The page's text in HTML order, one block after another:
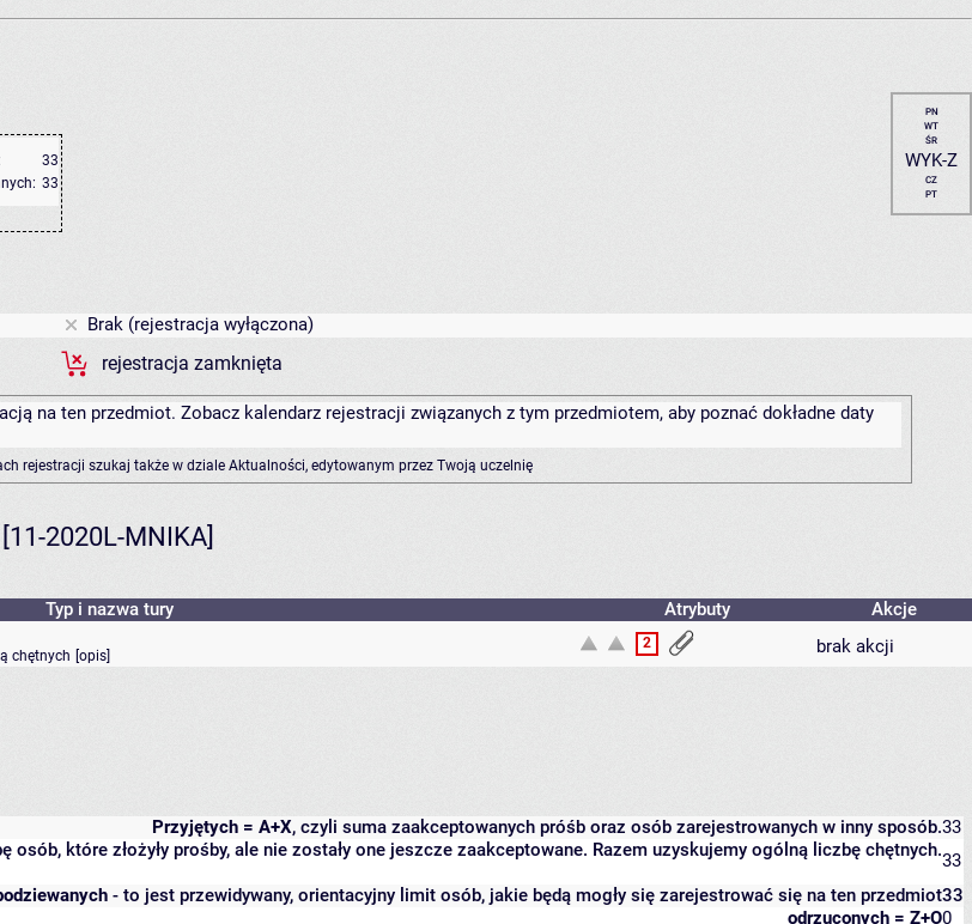
33
33
PN
WT
ŚR
WYK-Z
CZ
PT
Brak (rejestracja wyłączona)
rejestracja zamknięta
na ten przedmiot. Zobacz kalendarz rejestracji związanych z tym przedmiotem, aby poznać dokładne daty
rejestracji szukaj także w dziale Aktualności, edytowanym przez Twoją uczelnię
2020L-MNIKA]
Typ i nazwa tury Atrybuty
Akcje
chętnych [opis]
2 brak akcji
Przyjętych = A+X, czyli suma zaakceptowanych próśb oraz osób zarejestrowanych w inny sposób.33
które złożyły prośby, ale nie zostały one jeszcze zaakceptowane. Razem uzyskujemy ogólną liczbę chętnych.33
- to jest przewidywany, orientacyjny limit osób, jakie będą mogły się zarejestrować się na ten przedmiot33
odrzuconych = Z+O0